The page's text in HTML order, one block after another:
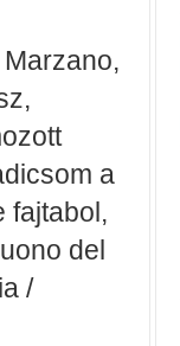
a
fajtabol,
del
/